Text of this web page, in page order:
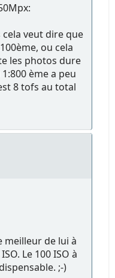
veut dire que
ou cela
les photos dure
ème a peu
8 tofs au total
meilleur de lui à
Le 100 ISO à
;-)